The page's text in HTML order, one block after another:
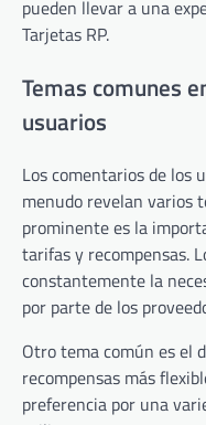
pueden llevar a una
Tarjetas RP.
Temas comunes
usuarios
Los comentarios de los
menudo revelan varios
prominente es la
tarifas y recompensas.
constantemente la
por parte de los
Otro tema común es el
recompensas más
preferencia por una